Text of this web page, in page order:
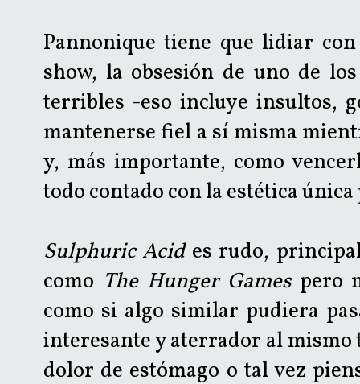
Pannonique tiene que lidiar
show, la obsesión de uno de
terribles -eso incluye insultos,
mantenerse fiel a sí misma
y, más importante, como
todo contado con la estética
Sulphuric Acides rudo,
como The Hunger Gamespero
como si algo similar pudiera
interesante y aterrador al mismo
dolor de estómago o tal vez